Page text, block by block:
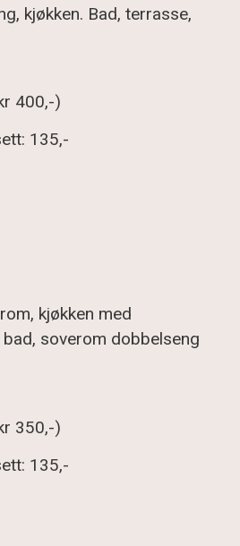
kjøkken. Bad, terrasse,
400,-)
135,-
kjøkken med
soverom dobbelseng
350,-)
135,-